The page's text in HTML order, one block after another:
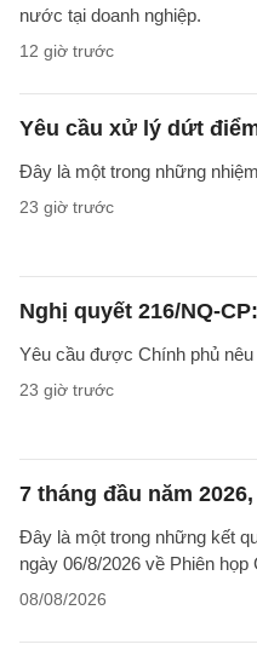
nước tại doanh nghiệp.
12 giờ trước
Yêu cầu xử lý dứt
Đây là một trong những
23 giờ trước
Nghị quyết 216/NQ-
Yêu cầu được Chính phủ
23 giờ trước
7 tháng đầu năm
Đây là một trong những kết
ngày 06/8/2026 về Phiên
08/08/2026